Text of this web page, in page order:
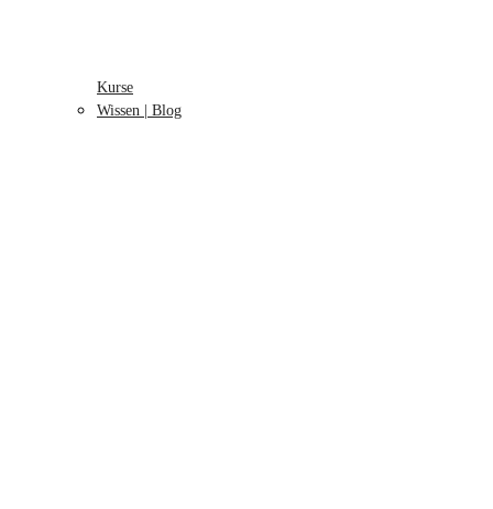
Kurse
Wissen | Blog